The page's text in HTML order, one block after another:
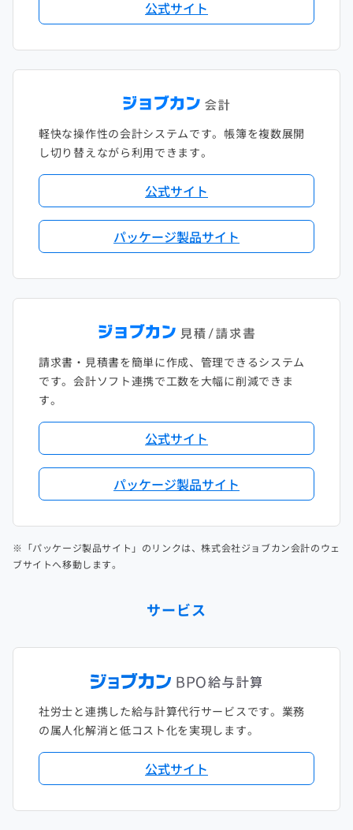
公式サイト
軽快な操作性の会計システムです。帳簿を複数展開
し切り替えながら利用できます。
公式サイト
パッケージ製品サイト
請求書・見積書を簡単に作成、管理できるシステム
です。会計ソフト連携で工数を大幅に削減できま
す。
公式サイト
パッケージ製品サイト
※「パッケージ製品サイト」のリンクは、株式会社ジョブカン会計のウェ
ブサイトへ移動します。
サービス
社労士と連携した給与計算代行サービスです。業務
の属人化解消と低コスト化を実現します。
公式サイト